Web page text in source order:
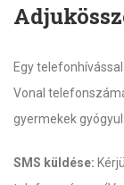
Egy
Vonal
gyermekek
SMS küldése: